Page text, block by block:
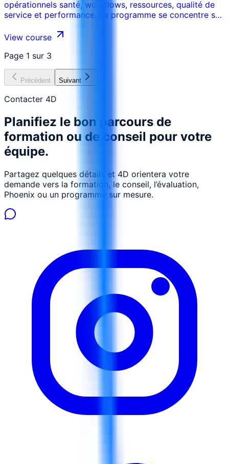
opérationnels santé, workflows, ressources, qualité de
service et performance. Le programme se concentre sur
d’amélioration, sans formation à la pratique clinique.
View course
Page 1 sur 3
Précédent Suivant
Contacter 4D
Planifiez le bon parcours de
formation ou de conseil pour votre
équipe.
Partagez quelques détails et 4D orientera votre
demande vers la formation, le conseil, l’évaluation,
Phoenix ou un programme sur mesure.